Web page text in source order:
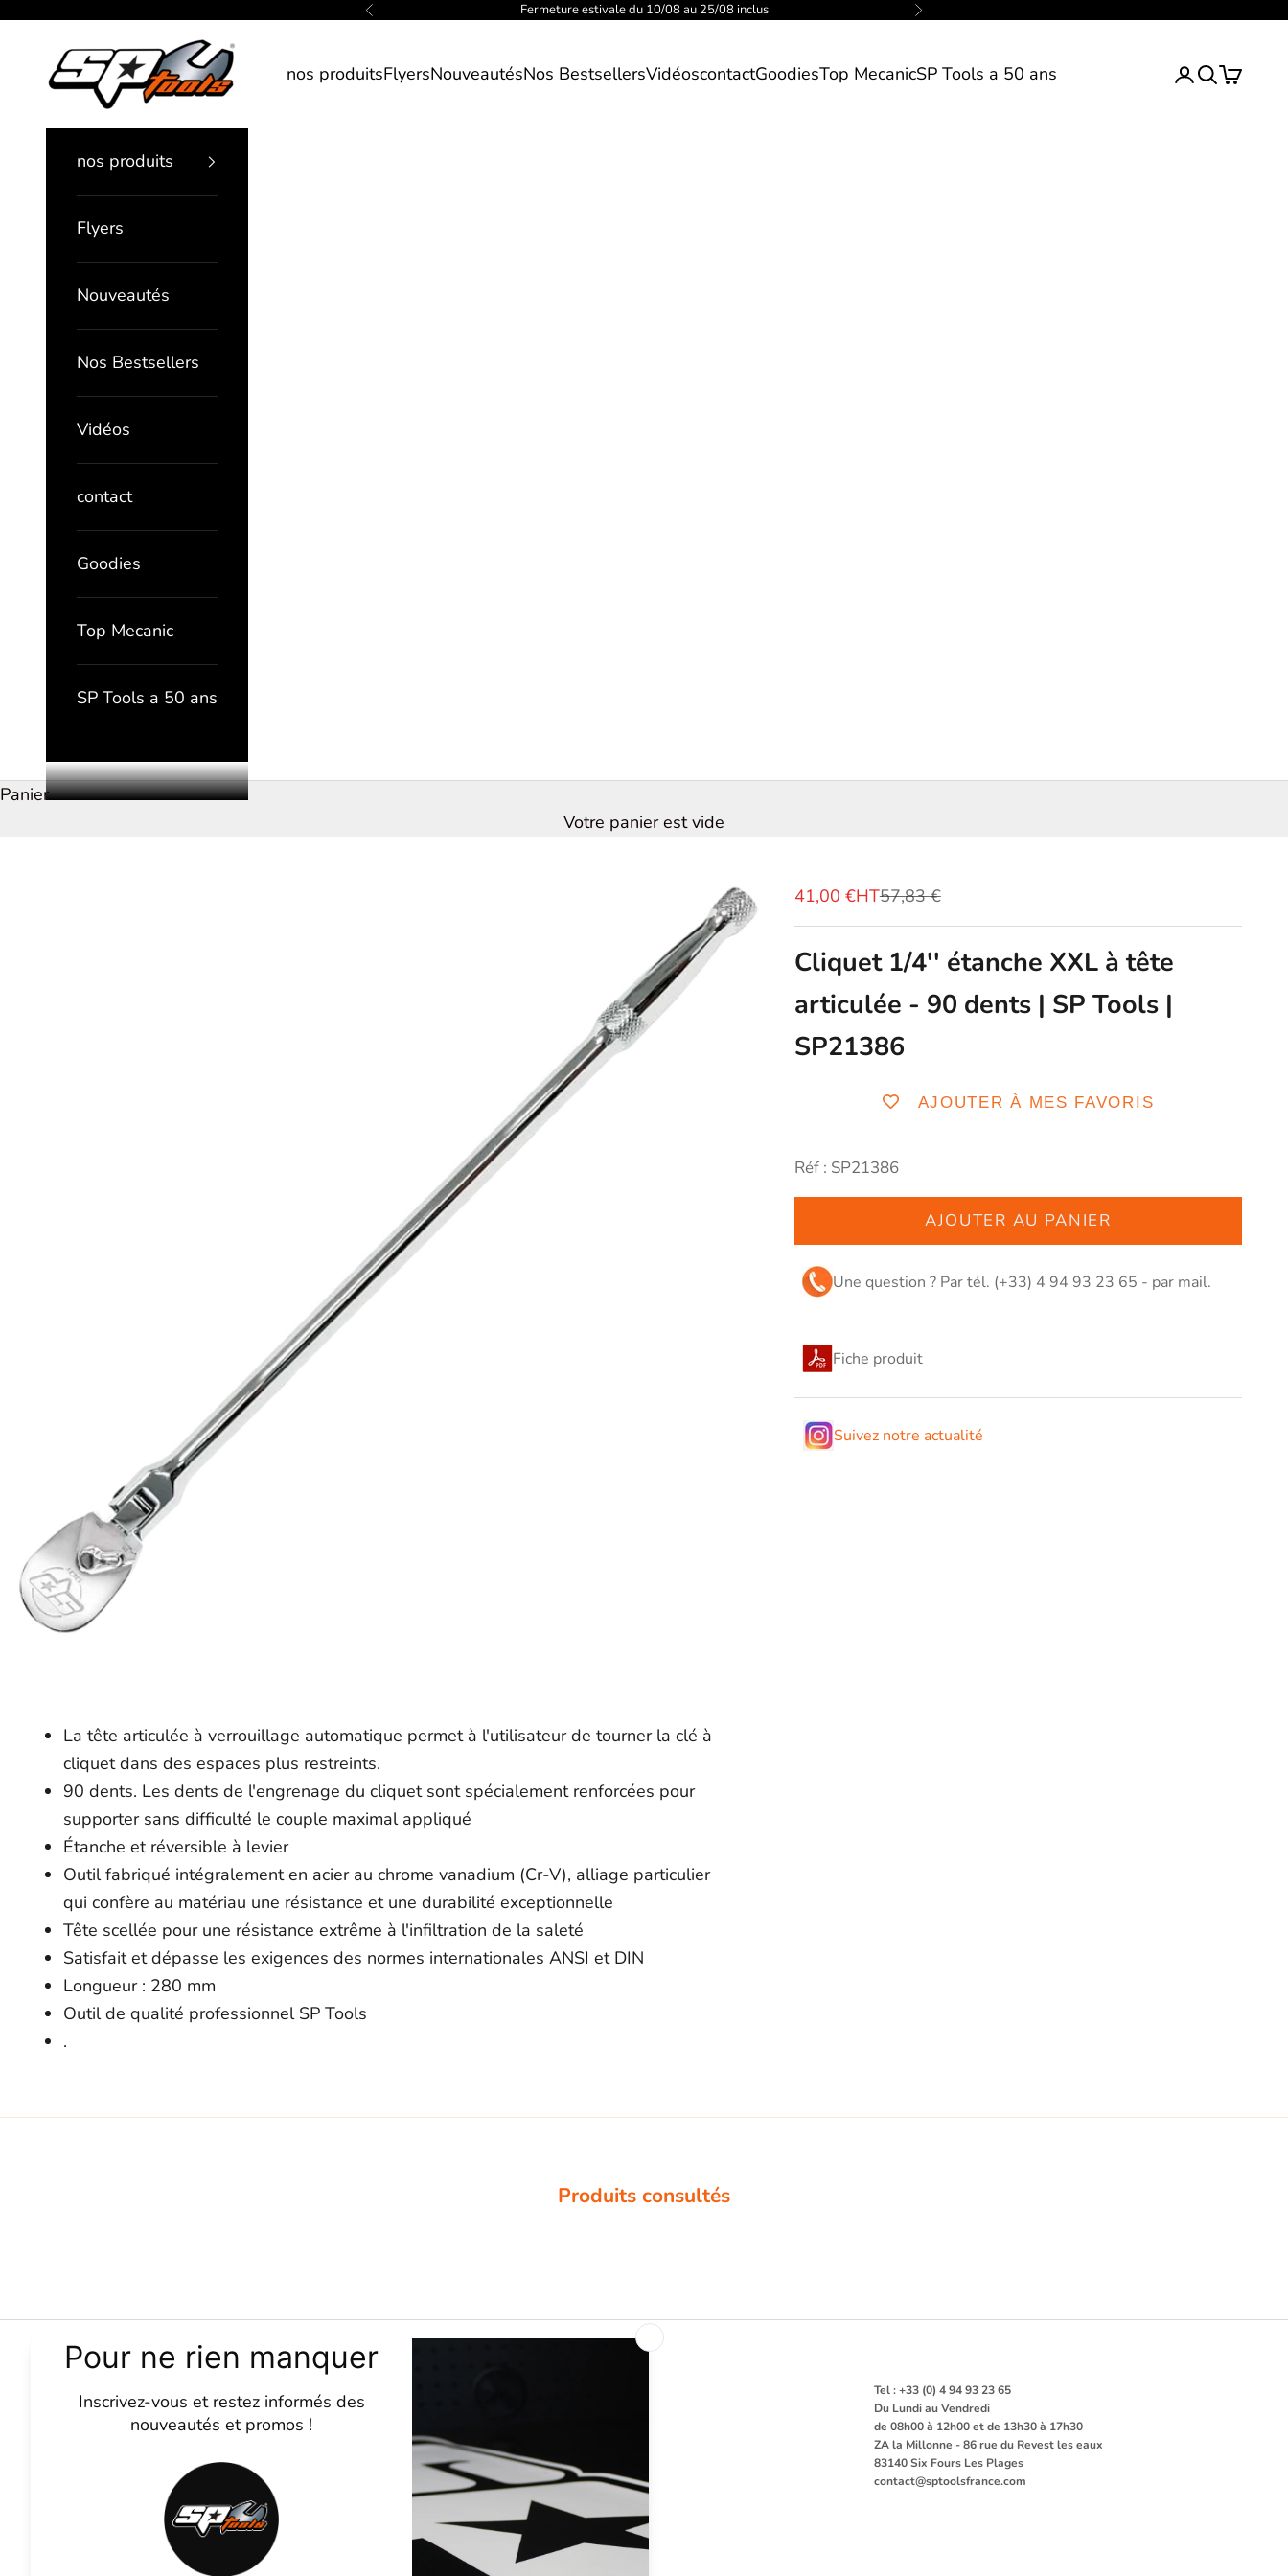
Précédent Fermeture estivale du 10/08 au 25/08 inclus Suivant
SP Tools France
nos produitsFlyersNouveautésNos BestsellersVidéoscontactGoodiesTop MecanicSP Tools a 50 ans Inscription ou
Ecrivez
Panier
nos produits
Flyers
Nouveautés
Nos Bestsellers
Vidéos
contact
Goodies
Top Mecanic
SP Tools a 50 ans
Panier
Votre panier est vide
Prix de vente
41,00 €HTPrix normal
57,83 €
Cliquet 1/4'' étanche XXL à tête
articulée - 90 dents | SP Tools |
SP21386
AJOUTER À MES FAVORIS
Réf : SP21386
AJOUTER AU PANIER
Une question ? Par tél. (+33) 4 94 93 23 65 - par mail.
Fiche produit
Suivez notre actualité
La tête articulée à verrouillage automatique permet à l'utilisateur de tourner la clé à
cliquet dans des espaces plus restreints.
90 dents. Les dents de l'engrenage du cliquet sont spécialement renforcées pour
supporter sans difficulté le couple maximal appliqué
Étanche et réversible à levier
Outil fabriqué intégralement en acier au chrome vanadium (Cr-V), alliage particulier
qui confère au matériau une résistance et une durabilité exceptionnelle
Tête scellée pour une résistance extrême à l'infiltration de la saleté
Satisfait et dépasse les exigences des normes internationales ANSI et DIN
Longueur : 280 mm
Outil de qualité professionnel SP Tools
.
Produits consultés
SP Tools
Instagram
YouTube
Tel : +33 (0) 4 94 93 23 65
Du Lundi au Vendredi
de 08h00 à 12h00 et de 13h30 à 17h30
ZA la Millonne - 86 rue du Revest les eaux
83140 Six Fours Les Plages
contact@sptoolsfrance.com